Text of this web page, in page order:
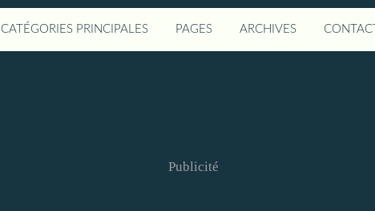
CATÉGORIES PRINCIPALES PAGES ARCHIVES CONTACT
Publicité